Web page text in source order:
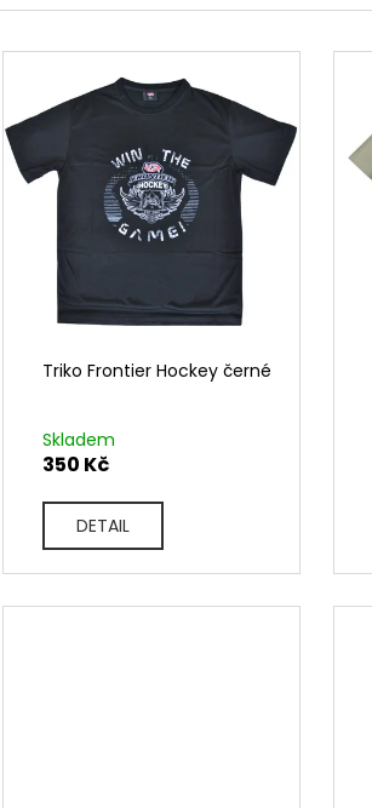
Triko Frontier Hockey černé
Skladem
350 Kč
DETAIL